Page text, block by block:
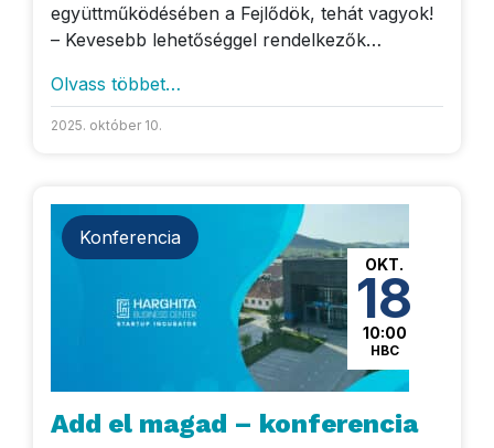
együttműködésében a Fejlődök, tehát vagyok!
– Kevesebb lehetőséggel rendelkezők…
Olvass többet…
2025. október 10.
Konferencia
OKT.
18
10:00
HBC
Add el magad – konferencia